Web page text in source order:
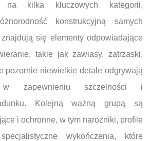
na kilka kluczowych kategorii,
konstrukcyjną samych
się elementy odpowiadające
takie jak zawiasy, zatrzaski,
pozornie niewielkie detale odgrywają
zapewnieniu szczelności i
Kolejną ważną grupą są
i ochronne, w tym narożniki, profile
wykończenia, które